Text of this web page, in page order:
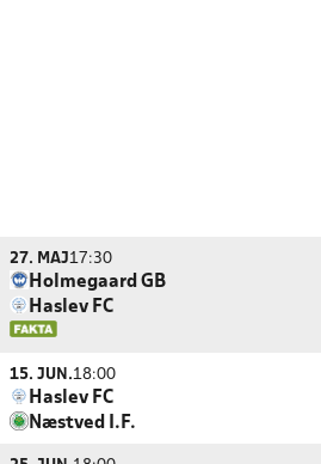
27. MAJ17:30
Holmegaard GB
Haslev FC
15. JUN.18:00
Haslev FC
Næstved I.F.